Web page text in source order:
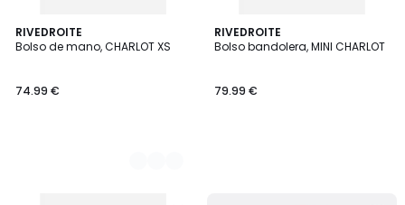
RIVEDROITE
Bolso de mano, CHARLOT XS
74.99 €
2
Colores
RIVEDROITE
Bolso bandolera, MINI CHARLOT
79.99 €